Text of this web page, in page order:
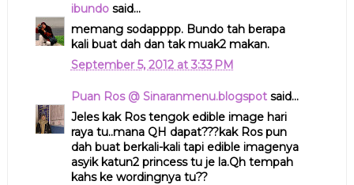
ibundosaid...
memang sodapppp. Bundo tah berapa
kali buat dah dan tak muak2 makan.
September 5, 2012 at 3:33 PM
Puan Ros @ Sinaranmenu.blogspotsaid...
Jeles kak Ros tengok edible image hari
raya tu..mana QH dapat???kak Ros pun
dah buat berkali-kali tapi edible imagenya
asyik katun2 princess tu je la.Qh tempah
kahs ke wordingnya tu??